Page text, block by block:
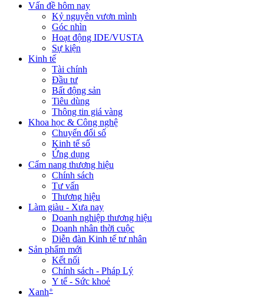
Vấn đề hôm nay
Kỷ nguyên vươn mình
Góc nhìn
Hoạt động IDE/VUSTA
Sự kiện
Kinh tế
Tài chính
Đầu tư
Bất động sản
Tiêu dùng
Thông tin giá vàng
Khoa học & Công nghệ
Chuyển đổi số
Kinh tế số
Ứng dụng
Cẩm nang thương hiệu
Chính sách
Tư vấn
Thương hiệu
Làm giàu - Xưa nay
Doanh nghiệp thương hiệu
Doanh nhân thời cuộc
Diễn đàn Kinh tế tư nhân
Sản phẩm mới
Kết nối
Chính sách - Pháp Lý
Y tế - Sức khoẻ
Xanh+